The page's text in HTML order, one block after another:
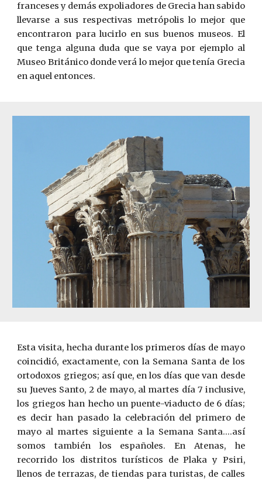
franceses y demás expoliadores de Grecia han sabido
llevarse a sus respectivas metrópolis lo mejor que
encontraron para lucirlo en sus buenos museos. El
que tenga alguna duda que se vaya por ejemplo al
Museo Británico donde verá lo mejor que tenía Grecia
en aquel entonces.
Esta visita, hecha durante los primeros días de mayo
coincidió, exactamente, con la Semana Santa de los
ortodoxos griegos; así que, en los días que van desde
su Jueves Santo, 2 de mayo, al martes día 7 inclusive,
los griegos han hecho un puente-viaducto de 6 días;
es decir han pasado la celebración del primero de
mayo al martes siguiente a la Semana Santa….así
somos también los españoles. En Atenas, he
recorrido los distritos turísticos de Plaka y Psiri,
llenos de terrazas, de tiendas para turistas, de calles